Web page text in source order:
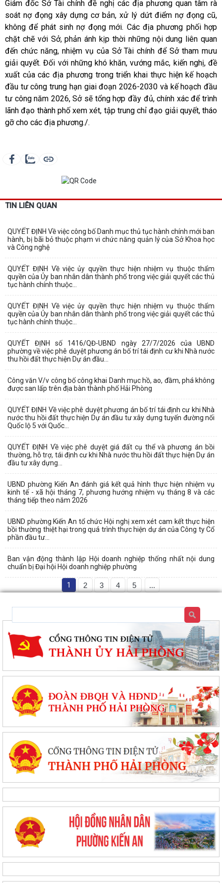
Giám đốc Sở Tài chính đề nghị các địa phương quan tâm rà
soát nợ đọng xây dựng cơ bản, xử lý dứt điểm nợ đọng cũ,
không để phát sinh nợ đọng mới. Các địa phương phối hợp
chặt chẽ với Sở, phản ánh kịp thời những nội dung liên quan
đến chức năng, nhiệm vụ của Sở Tài chính để Sở tham mưu
giải quyết. Đối với những khó khăn, vướng mắc, kiến nghị, đề
xuất của các địa phương trong triển khai thực hiện kế hoạch
đầu tư công trung hạn giai đoạn 2026-2030 và kế hoạch đầu
tư công năm 2026, Sở sẽ tổng hợp đầy đủ, chính xác để trình
lãnh đạo thành phố xem xét, tập trung chỉ đạo giải quyết, tháo
gỡ cho các địa phương./.
TIN LIÊN QUAN
QUYẾT ĐỊNH Về việc công bố Danh mục thủ tục hành chính mới ban
hành, bị bãi bỏ thuộc phạm vi chức năng quản lý của Sở Khoa học
và Công nghệ
QUYẾT ĐỊNH Về việc ủy quyền thực hiện nhiệm vụ thuộc thẩm
quyền của Ủy ban nhân dân thành phố trong việc giải quyết các thủ
tục hành chính thuộc...
QUYẾT ĐỊNH Về việc ủy quyền thực hiện nhiệm vụ thuộc thẩm
quyền của Ủy ban nhân dân thành phố trong việc giải quyết các thủ
tục hành chính thuộc...
QUYẾT ĐỊNH số 1416/QĐ-UBND ngày 27/7/2026 của UBND
phường về việc phê duyệt phương án bố trí tái định cư khi Nhà nước
thu hồi đất thực hiện Dự án đầu...
Công văn V/v công bố công khai Danh mục hồ, ao, đầm, phá không
được san lấp trên địa bàn thành phố Hải Phòng
QUYẾT ĐỊNH Về việc phê duyệt phương án bố trí tái định cư khi Nhà
nước thu hồi đất thực hiện Dự án đầu tư xây dựng tuyến đường nối
Quốc lộ 5 với Quốc...
QUYẾT ĐỊNH Về việc phê duyệt giá đất cụ thể và phương án bồi
thường, hỗ trợ, tái định cư khi Nhà nước thu hồi đất thực hiện Dự án
đầu tư xây dựng...
UBND phường Kiến An đánh giá kết quả hình thực hiện nhiệm vụ
kinh tế - xã hội tháng 7, phương hướng nhiệm vụ tháng 8 và các
tháng tiếp theo năm 2026
UBND phường Kiến An tổ chức Hội nghị xem xét cam kết thực hiện
bồi thường thiệt hại trong quá trình thực hiện dự án của Công ty Cổ
phần đầu tư...
Ban vận động thành lập Hội doanh nghiệp thống nhất nội dung
chuẩn bị Đại hội Hội doanh nghiệp phường
1 2 3 4 5 ...